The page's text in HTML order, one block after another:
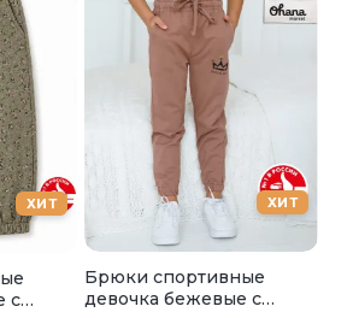
ХИТ
с
ХИТ
Брюки спортивные
девочка бежевые с